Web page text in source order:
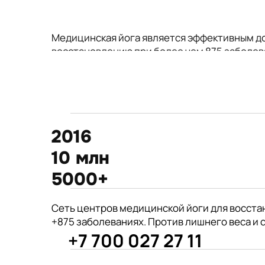
Медицинская йога является эффективным
восстановлению при более чем 875
Международные призеры 2-го
2016
10 млн
5000+
875+
год открытия первого
филиала центра Киран
врачей из 190 стран советуют
Сеть центров медицинской йоги для
+875 заболеваниях. Против лишнего веса и
+7 700 027 27 11